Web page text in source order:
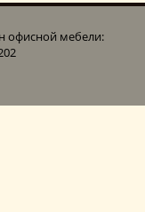
офисной мебели: